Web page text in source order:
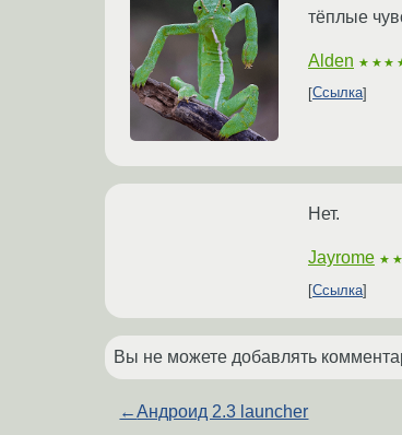
тёплые
Alden
Ссылка
Нет.
Jayrome
Ссылка
Вы не можете добавлять
←Андроид 2.3 launcher